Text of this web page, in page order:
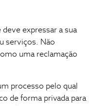
expressar a sua
serviços. Não
uma reclamação
processo pelo qual
de forma privada para